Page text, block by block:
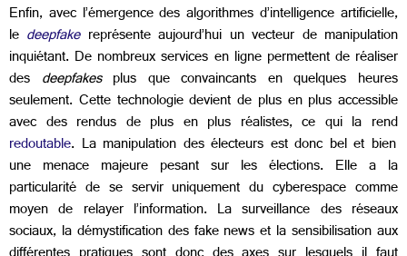
Enfin, avec l’émergence des algorithmes d’intelligence artificielle,
le deepfakereprésente aujourd’hui un vecteur de manipulation
inquiétant. De nombreux services en ligne permettent de réaliser
des deepfakesplus que convaincants en quelques heures
seulement. Cette technologie devient de plus en plus accessible
avec des rendus de plus en plus réalistes, ce qui la rend
redoutable. La manipulation des électeurs est donc bel et bien
une menace majeure pesant sur les élections. Elle a la
particularité de se servir uniquement du cyberespace comme
moyen de relayer l’information. La surveillance des réseaux
sociaux, la démystification des fake news et la sensibilisation aux